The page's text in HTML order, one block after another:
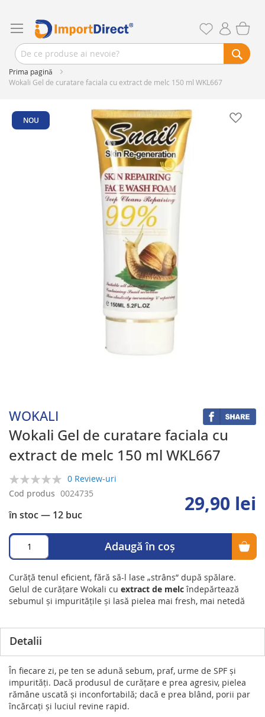
Prima pagină
Wokali Gel de curatare faciala cu extract de melc 150 ml WKL667
WOKALI
Wokali Gel de curatare faciala cu
extract de melc 150 ml WKL667
0%
0 Review-uri
în stoc— 12 buc
Cod produs 0024735 29,90 lei
Adaugă în coș
Curăță tenul eficient, fără să-l lase „strâns” după spălare.
Gelul de curățare Wokali cu extract de melcîndepărtează
sebumul și impuritățile și lasă pielea mai fresh, mai netedă
the
the
images
gallery
NOU
Detalii
În fiecare zi, pe ten se adună sebum, praf, urme de SPF și
impurități. Dacă produsul de curățare e prea agresiv, pielea
rămâne uscată și inconfortabilă; dacă e prea blând, porii par
încărcați și luciul revine rapid.